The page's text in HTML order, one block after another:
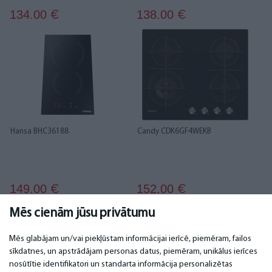
Mēs cienām jūsu privātumu
Mēs glabājam un/vai piekļūstam informācijai ierīcē, piemēram, failos
sīkdatnes, un apstrādājam personas datus, piemēram, unikālus ierīces
nosūtītie identifikatori un standarta informācija personalizētas
134.00 € 138.00 €
Hansa BHC36188
149.00 €
Candy CDK6GF4WEKB
152.00 €
3